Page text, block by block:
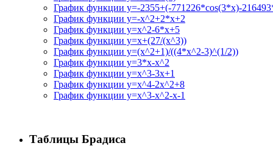
График функции y=-2355+(-771226*cos(3*x)-
График функции y=-x^2+2*x+2
График функции y=x^2-6*x+5
График функции y=x+(27/(x^3))
График функции y=(x^2+1)/((4*x^2-3)^(1/2))
График функции y=3*x-x^2
График функции y=x^3-3x+1
График функции y=x^4-2x^2+8
График функции y=x^3-x^2-x-1
Таблицы Брадиса